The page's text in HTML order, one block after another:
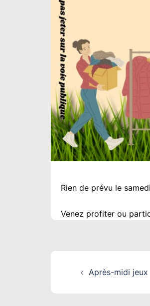
Rien de prévu le
Venez profiter ou
Navigation
Après-midi jeux